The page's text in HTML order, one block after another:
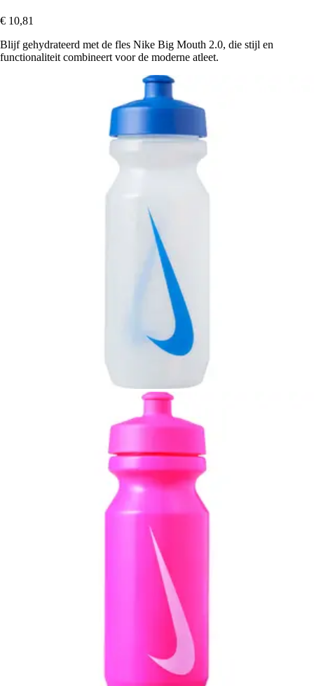
€ 10,81
Blijf gehydrateerd met de fles Nike Big Mouth 2.0, die stijl en
functionaliteit combineert voor de moderne atleet.